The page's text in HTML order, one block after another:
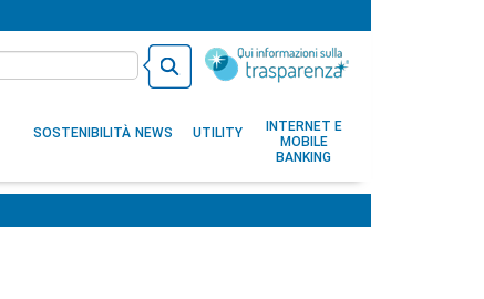
SOSTENIBILITÀ NEWS UTILITY
INTERNET E
MOBILE
BANKING